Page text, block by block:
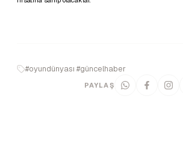
#oyundünyası #güncelhaber
PAYLAŞ